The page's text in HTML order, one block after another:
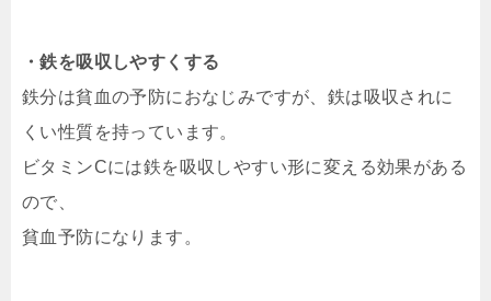
・鉄を吸収しやすくする
鉄分は貧血の予防におなじみですが、鉄は吸収されに
くい性質を持っています。
ビタミンCには鉄を吸収しやすい形に変える効果がある
ので、
貧血予防になります。